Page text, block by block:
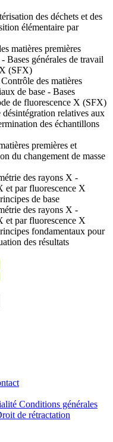
des déchets et des
élémentaire par
matières premières
Bases générales de travail
(SFX)
des matières
de base - Bases
de fluorescence X (SFX)
désintégration relatives aux
des échantillons
premières et
du changement de masse
des rayons X -
et par fluorescence X
de base
des rayons X -
et par fluorescence X
fondamentaux pour
des résultats
Conditions générales
de rétractation